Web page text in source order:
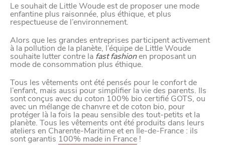
Le souhait de Little Woude est de proposer une mode
enfantine plus raisonnée, plus éthique, et plus
respectueuse de l’environnement.
Alors que les grandes entreprises participent activement
à la pollution de la planète, l’équipe de Little Woude
souhaite lutter contre la fast fashionen proposant un
mode de consommation plus éthique.
Tous les vêtements ont été pensés pour le confort de
l’enfant, mais aussi pour simplifier la vie des parents. Ils
sont conçus avec du coton 100% bio certifié GOTS, ou
avec un mélange de chanvre et de coton bio, pour
protéger là la fois la peau sensible des tout-petits et la
planète. Tous les vêtements ont été produits dans leurs
ateliers en Charente-Maritime et en Île-de-France : ils
sont garantis 100% made in France !